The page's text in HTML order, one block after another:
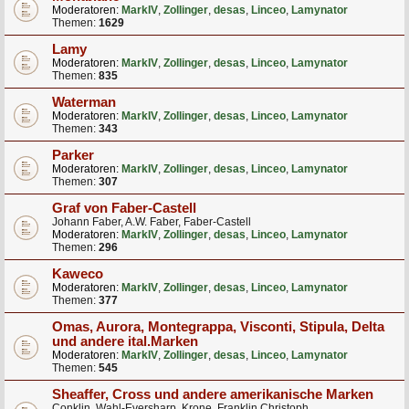
Moderatoren: MarkIV, Zollinger, desas, Linceo, Lamynator
Themen: 1629
Lamy
Moderatoren: MarkIV, Zollinger, desas, Linceo, Lamynator
Themen: 835
Waterman
Moderatoren: MarkIV, Zollinger, desas, Linceo, Lamynator
Themen: 343
Parker
Moderatoren: MarkIV, Zollinger, desas, Linceo, Lamynator
Themen: 307
Graf von Faber-Castell
Johann Faber, A.W. Faber, Faber-Castell
Moderatoren: MarkIV, Zollinger, desas, Linceo, Lamynator
Themen: 296
Kaweco
Moderatoren: MarkIV, Zollinger, desas, Linceo, Lamynator
Themen: 377
Omas, Aurora, Montegrappa, Visconti, Stipula, Delta
und andere ital.Marken
Moderatoren: MarkIV, Zollinger, desas, Linceo, Lamynator
Themen: 545
Sheaffer, Cross und andere amerikanische Marken